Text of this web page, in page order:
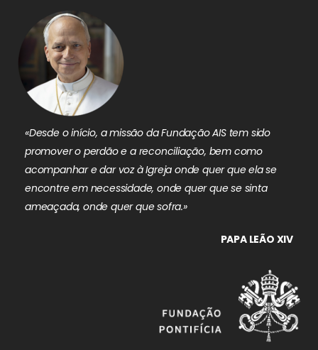
«Desde o início, a missão da Fundação AIS tem sido
promover o perdão e a reconciliação, bem como
acompanhar e dar voz à Igreja onde quer que ela se
encontre em necessidade, onde quer que se sinta
ameaçada, onde quer que sofra.»
PAPA LEÃO XIV